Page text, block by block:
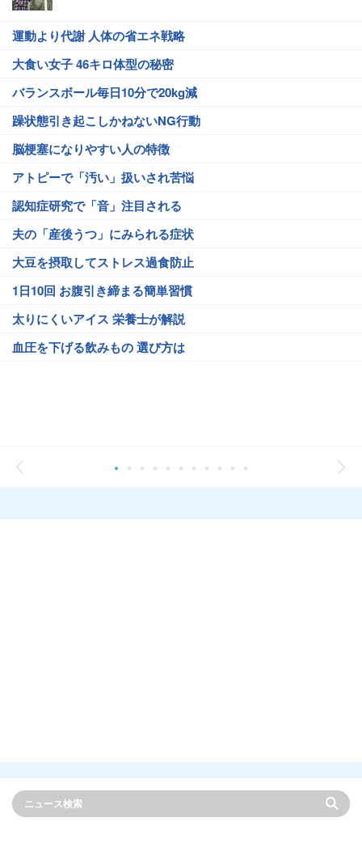
運動より代謝 人体の省エネ戦略
大食い女子 46キロ体型の秘密
バランスボール毎日10分で20kg減
躁状態引き起こしかねないNG行動
脳梗塞になりやすい人の特徴
アトピーで「汚い」扱いされ苦悩
認知症研究で「音」注目される
夫の「産後うつ」にみられる症状
大豆を摂取してストレス過食防止
1日10回 お腹引き締まる簡単習慣
太りにくいアイス 栄養士が解説
血圧を下げる飲みもの 選び方は